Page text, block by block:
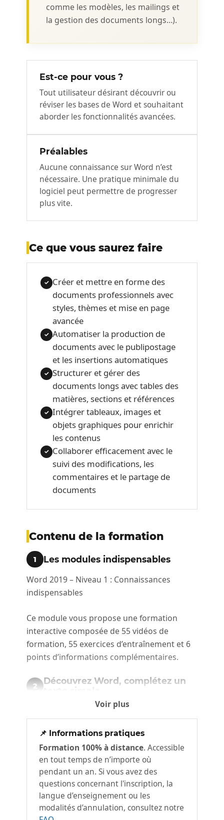
comme les modèles, les mailings et
la gestion des documents longs…).
Est-ce pour vous ?
Tout utilisateur désirant découvrir ou
réviser les bases de Word et souhaitant
aborder les fonctionnalités avancées.
Préalables
Aucune connaissance sur Word n’est
nécessaire. Une pratique minimale du
logiciel peut permettre de progresser
plus vite.
Ce que vous saurez faire
✓ Créer et mettre en forme des
documents professionnels avec
styles, thèmes et mise en page
avancée
✓ Automatiser la production de
documents avec le publipostage
et les insertions automatiques
✓ Structurer et gérer des
documents longs avec tables des
matières, sections et références
✓ Intégrer tableaux, images et
objets graphiques pour enrichir
les contenus
✓ Collaborer efficacement avec le
suivi des modifications, les
commentaires et le partage de
documents
Contenu de la formation
1 Les modules indispensables
Word 2019 – Niveau 1 : Connaissances
indispensables
Ce module vous propose une formation
interactive composée de 55 vidéos de
formation, 55 exercices d’entraînement et 6
points d’informations complémentaires.
2
Découvrez Word, complétez un
À savoir : La découverte du traitement
de texte
Ouverture d'un document
Généralités sur l'environnement
Déplacement dans un document
Affichage des caractères non
imprimables
À savoir : Les principales règles de
Voir plus
📌 Informations pratiques
Formation 100% à distance. Accessible
en tout temps de n’importe où
pendant un an. Si vous avez des
questions concernant l'inscription, la
langue d’enseignement ou les
modalités d’annulation, consultez notre